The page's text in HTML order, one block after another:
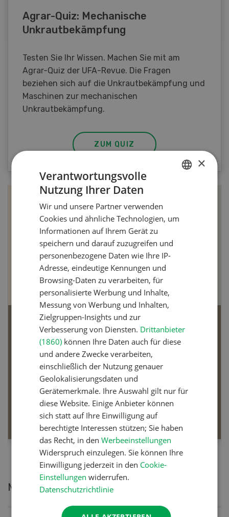
Agrar-Quiz: Mechanische
Unkrautbekämpfung
Testen Sie Ihr Wissen. Machen Sie mit am
Agrar-Quiz der UFA-Revue. Die Fragen
beziehen sich auf die Unkrautbekämpfung und
Maschinen zur mechanischen
Unkrautbekämpfung.
ZUM QUIZ
Juristische Personen in der Landwirtschaft
Dossier Juristische Personen in der
Landwirtschaft
Was eine Änderung der Rechtsform für den Betrieb
bedeutet und wann sie Sinn macht.
MEHR ERFAHREN
Meistgelesene Artikel
×
Verantwortungsvolle
Nutzung Ihrer Daten
Wir und unsere Partner verwenden
Cookies und ähnliche Technologien, um
Informationen auf Ihrem Gerät zu
speichern und darauf zuzugreifen und
personenbezogene Daten wie Ihre IP-
Adresse, eindeutige Kennungen und
Browsing-Daten zu verarbeiten, für
personalisierte Werbung und Inhalte,
Messung von Werbung und Inhalten,
Zielgruppen-Insights und zur
Verbesserung von Diensten. Drittanbieter
(1860) können Ihre Daten auch für diese
und andere Zwecke verarbeiten,
einschließlich der Nutzung genauer
Geolokalisierungsdaten und
Gerätemerkmale. Ihre Auswahl gilt nur für
diese Website. Einige Anbieter können
sich statt auf Ihre Einwilligung auf
berechtigte Interessen stützen; Sie haben
das Recht, in denWerbeeinstellungen
Widerspruch einzulegen. Sie können Ihre
Einwilligung jederzeit in den Cookie-
Einstellungen widerrufen.
Datenschutzrichtlinie